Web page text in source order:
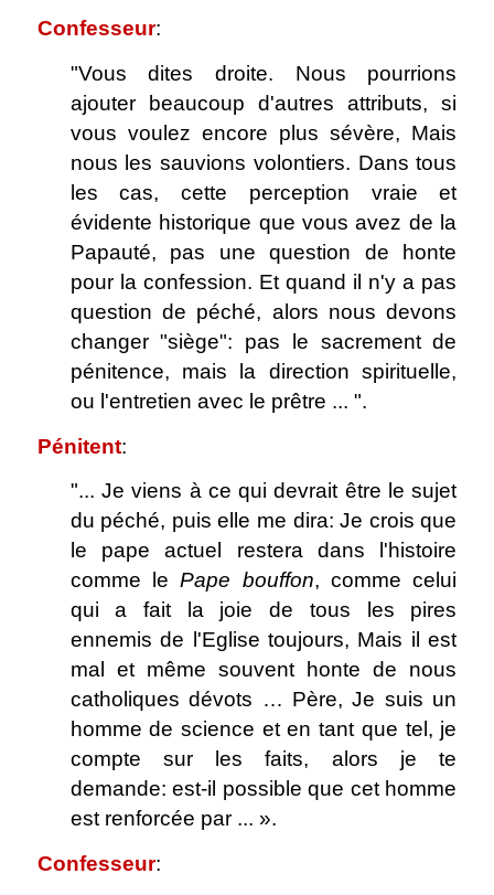
Confesseur:
"Vous dites droite. Nous pourrions
ajouter beaucoup d'autres attributs, si
vous voulez encore plus sévère, Mais
nous les sauvions volontiers. Dans tous
les cas, cette perception vraie et
évidente historique que vous avez de la
Papauté, pas une question de honte
pour la confession. Et quand il n'y a pas
question de péché, alors nous devons
changer "siège": pas le sacrement de
pénitence, mais la direction spirituelle,
ou l'entretien avec le prêtre ... ".
Pénitent:
"... Je viens à ce qui devrait être le sujet
du péché, puis elle me dira: Je crois que
le pape actuel restera dans l'histoire
comme lePape bouffon, comme celui
qui a fait la joie de tous les pires
ennemis de l'Eglise toujours, Mais il est
mal et même souvent honte de nous
catholiques dévots … Père, Je suis un
homme de science et en tant que tel, je
compte sur les faits, alors je te
demande: est-il possible que cet homme
est renforcée par ... ».
Confesseur: